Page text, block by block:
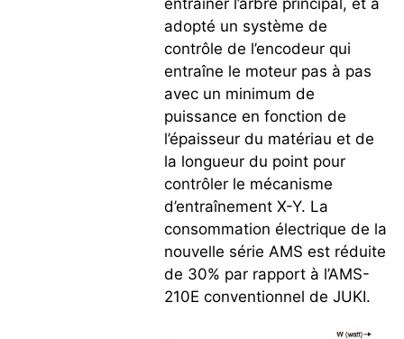
adopté un système de
contrôle de l’encodeur qui
entraîne le moteur pas à pas
avec un minimum de
puissance en fonction de
l’épaisseur du matériau et de
la longueur du point pour
contrôler le mécanisme
d’entraînement X-Y. La
consommation électrique de la
nouvelle série AMS est réduite
de 30% par rapport à l’AMS-
210E conventionnel de JUKI.